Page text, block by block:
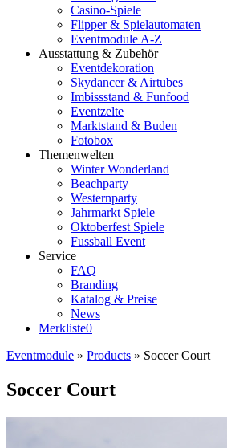
Casino-Spiele
Flipper & Spielautomaten
Eventmodule A-Z
Ausstattung & Zubehör
Eventdekoration
Skydancer & Airtubes
Imbissstand & Funfood
Eventzelte
Marktstand & Buden
Fotobox
Themenwelten
Winter Wonderland
Beachparty
Westernparty
Jahrmarkt Spiele
Oktoberfest Spiele
Fussball Event
Service
FAQ
Branding
Katalog & Preise
News
Merkliste0
Eventmodule » Products » Soccer Court
Soccer Court